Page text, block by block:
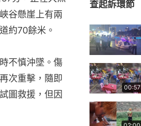
谷懸崖上有兩
約70餘米。
不慎沖墜。傷
次重擊，隨即
圖救援，但因
查起訴環節
00:57